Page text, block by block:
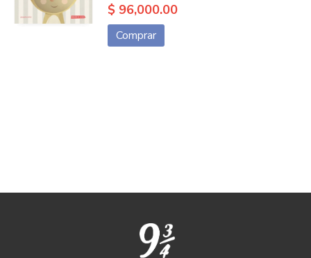
$ 96,000.00
Comprar